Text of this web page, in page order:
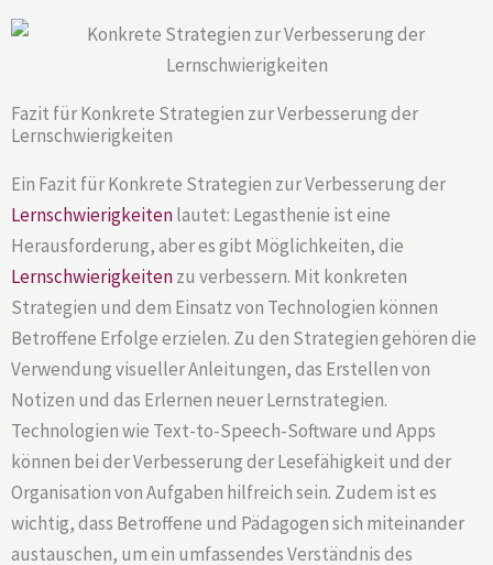
Fazit für Konkrete Strategien zur Verbesserung der
Lernschwierigkeiten
Ein Fazit für Konkrete Strategien zur Verbesserung der
Lernschwierigkeitenlautet: Legasthenie ist eine
Herausforderung, aber es gibt Möglichkeiten, die
Lernschwierigkeitenzu verbessern. Mit konkreten
Strategien und dem Einsatz von Technologien können
Betroffene Erfolge erzielen. Zu den Strategien gehören die
Verwendung visueller Anleitungen, das Erstellen von
Notizen und das Erlernen neuer Lernstrategien.
Technologien wie Text-to-Speech-Software und Apps
können bei der Verbesserung der Lesefähigkeit und der
Organisation von Aufgaben hilfreich sein. Zudem ist es
wichtig, dass Betroffene und Pädagogen sich miteinander
austauschen, um ein umfassendes Verständnis des